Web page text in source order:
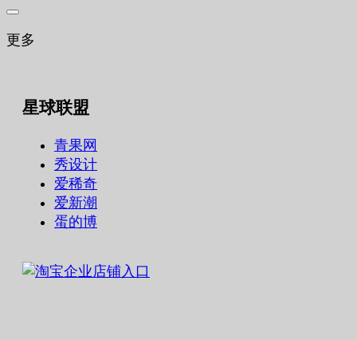
更多
星球联盟
青果网
秀设计
爱稀奇
爱新潮
蛋的博